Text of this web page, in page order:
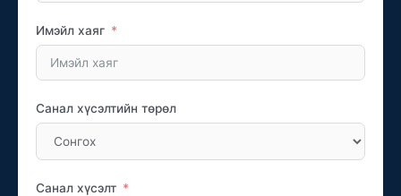
Имэйл хаяг
Санал хүсэлтийн төрөл
Санал хүсэлт